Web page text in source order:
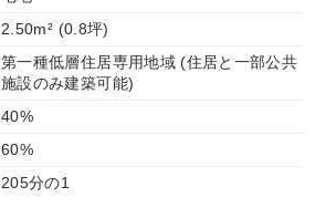
2.50m² (0.8坪)
第一種低層住居専用地域 (住居と一部公共
施設のみ建築可能)
40%
60%
205分の1